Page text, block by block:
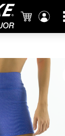
Carrito